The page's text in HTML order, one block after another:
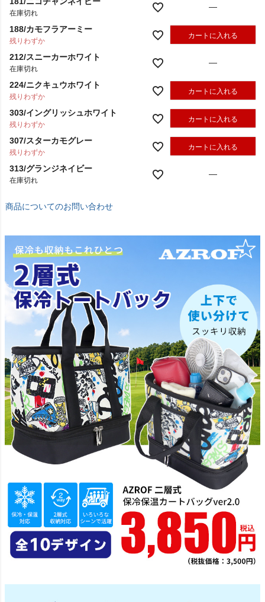
181/ニコチャンネイビー
在庫切れ
—
188/カモフラアーミー
残りわずか
カートに入れる
212/スニーカーホワイト
在庫切れ
—
224/ニクキュウホワイト
残りわずか
カートに入れる
303/イングリッシュホワイト
残りわずか
カートに入れる
307/スターカモグレー
残りわずか
カートに入れる
313/グランジネイビー
在庫切れ
—
商品についてのお問い合わせ